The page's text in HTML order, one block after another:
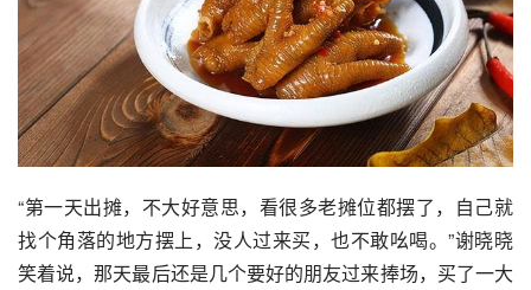
“第一天出摊，不大好意思，看很多老摊位都摆了，自己就
找个角落的地方摆上，没人过来买，也不敢吆喝。”谢晓晓
笑着说，那天最后还是几个要好的朋友过来捧场，买了一大